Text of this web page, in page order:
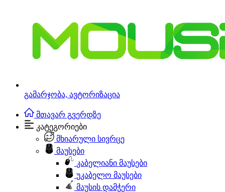
გამარჯობა, ავტორიზაცია
მთავარ გვერდზე
კატეგორიები
მხიარული სივრცე
მაუსები
კაბელიანი მაუსები
უკაბელო მაუსები
მაუსის დამჭერი